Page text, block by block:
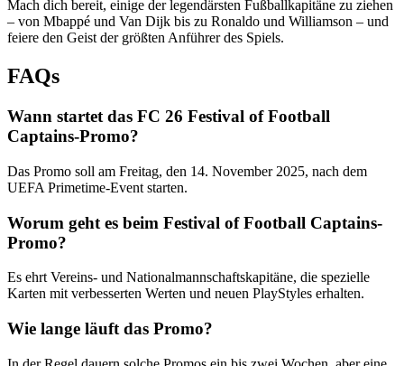
Mach dich bereit, einige der legendärsten Fußballkapitäne zu ziehen
– von Mbappé und Van Dijk bis zu Ronaldo und Williamson – und
feiere den Geist der größten Anführer des Spiels.
FAQs
Wann startet das FC 26 Festival of Football
Captains-Promo?
Das Promo soll am Freitag, den 14. November 2025, nach dem
UEFA Primetime-Event starten.
Worum geht es beim Festival of Football Captains-
Promo?
Es ehrt Vereins- und Nationalmannschaftskapitäne, die spezielle
Karten mit verbesserten Werten und neuen PlayStyles erhalten.
Wie lange läuft das Promo?